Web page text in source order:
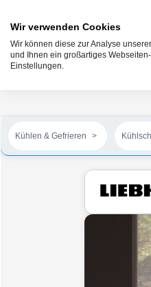
Kühlen & Gefrieren
Wir verwenden Cookies
Wir können diese zur Analyse
und Ihnen ein großartiges
Einstellungen.